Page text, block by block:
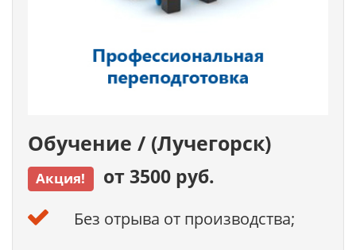
Обучение / (Лучегорск)
Акция! от 3500 руб.
Без отрыва от производства;